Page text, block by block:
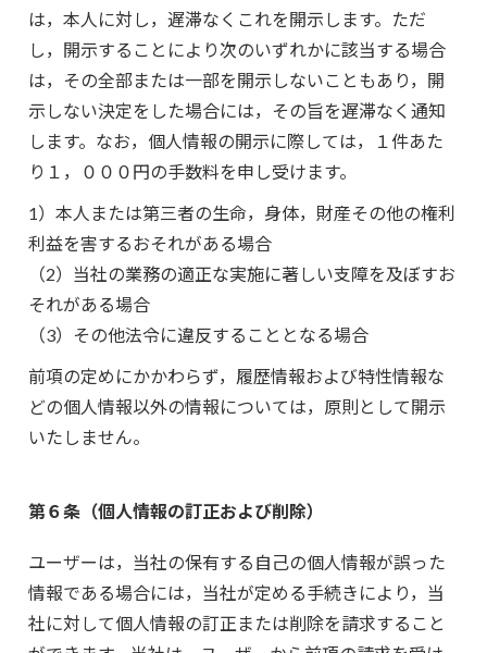
は，本人に対し，遅滞なくこれを開示します。ただ
し，開示することにより次のいずれかに該当する場合
は，その全部または一部を開示しないこともあり，開
示しない決定をした場合には，その旨を遅滞なく通知
します。なお，個人情報の開示に際しては，１件あた
り１，０００円の手数料を申し受けます。
1）本人または第三者の生命，身体，財産その他の権利
利益を害するおそれがある場合
（2）当社の業務の適正な実施に著しい支障を及ぼすお
それがある場合
（3）その他法令に違反することとなる場合
前項の定めにかかわらず，履歴情報および特性情報な
どの個人情報以外の情報については，原則として開示
いたしません。
第６条（個人情報の訂正および削除）
ユーザーは，当社の保有する自己の個人情報が誤った
情報である場合には，当社が定める手続きにより，当
社に対して個人情報の訂正または削除を請求すること